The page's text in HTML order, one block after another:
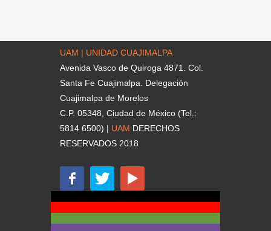
UAM | UNIDAD CUAJIMALPA
Avenida Vasco de Quiroga 4871. Col.
Santa Fe Cuajimalpa. Delegación
Cuajimalpa de Morelos
C.P. 05348, Ciudad de México (Tel.:
5814 6500) | UAM DERECHOS
RESERVADOS 2018